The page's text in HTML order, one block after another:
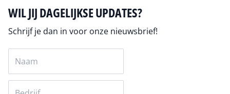
WIL JIJ DAGELIJKSE UPDATES?
Schrijf je dan in voor onze nieuwsbrief!